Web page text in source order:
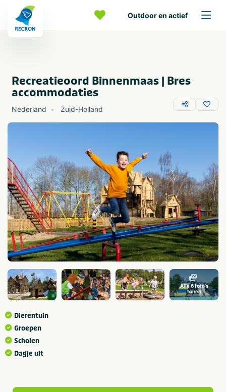
Outdoor en actief
Recreatieoord Binnenmaas | Bres
accommodaties
Nederland Zuid-Holland
Alle 6 foto's
tonen
Dierentuin
Groepen
Scholen
Dagje uit